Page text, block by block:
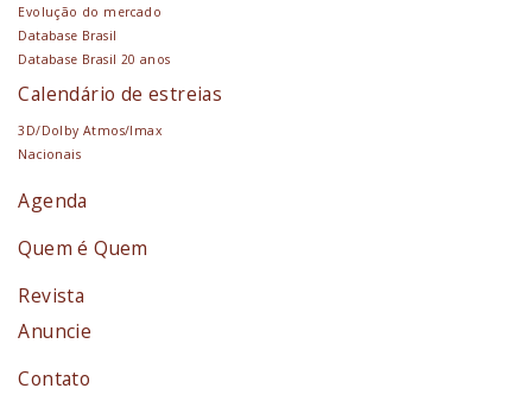
Evolução do mercado
Database Brasil
Database Brasil 20 anos
Calendário de estreias
3D/Dolby Atmos/Imax
Nacionais
Agenda
Quem é Quem
Revista
Anuncie
Contato